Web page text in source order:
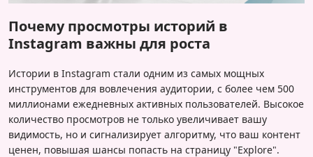
Почему просмотры историй в
Instagram важны для роста
Истории в Instagram стали одним из самых мощных
инструментов для вовлечения аудитории, с более чем 500
миллионами ежедневных активных пользователей. Высокое
количество просмотров не только увеличивает вашу
видимость, но и сигнализирует алгоритму, что ваш контент
ценен, повышая шансы попасть на страницу "Explore".